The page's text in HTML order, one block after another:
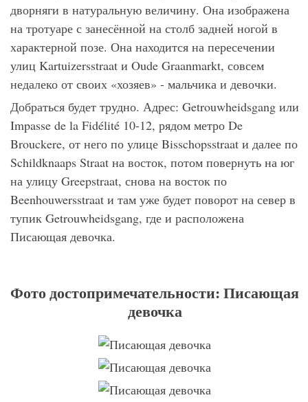
дворняги в натуральную величину. Она изображена
на тротуаре с занесённой на столб задней ногой в
характерной позе. Она находится на пересечении
улиц Kartuizersstraat и Oude Graanmarkt, совсем
недалеко от своих «хозяев» - мальчика и девочки.
Добраться будет трудно. Адрес: Getrouwheidsgang или
Impasse de la Fidélité 10-12, рядом метро De
Brouckere, от него по улице Bisschopsstraat и далее по
Schildknaaps Straat на восток, потом повернуть на юг
на улицу Greepstraat, снова на восток по
Beenhouwersstraat и там уже будет поворот на север в
тупик Getrouwheidsgang, где и расположена
Писающая девочка.
Фото достопримечательности: Писающая
девочка